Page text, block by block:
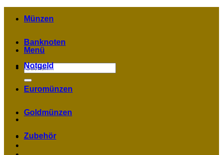
Menü
Suchen
nach:
Münzen
Banknoten
Notgeld
Euromünzen
Goldmünzen
Zubehör